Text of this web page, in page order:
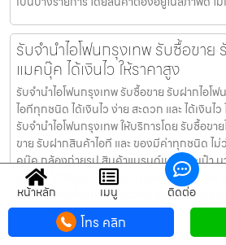
รับจำนำไอโฟนกรุงเทพ รับซื้อขาย
แมคบุ๊ค ได้เงินไว ให้ราคาสูง
รับจำนำไอโฟนกรุงเทพ รับซื้อขาย รับฝากไอโ
ไอทีทุกชนิด ได้เงินไว ง่าย สะดวก และ ได้เงินไ
รับจำนำไอโฟนกรุงเทพ ให้บริการโดย รับซื้อข
ขาย รับฝากสินค้าไอที และ ของมีค่าทุกชนิด ไม่
คบุ๊ค กล้องถ่ายรูป สินค้าแบรนด์เนม กระเป๋า
ประดับ ได้เงินไว ง่าย สะดวก และ ได้เงินไว ให้
เงื่อนไขการให้บริการ 1. แจ้งความประสงค์ขอ
ชนิดใดมาจำนำ โดยแจ้งรุ่นสินค้า และ ประเมิน
กำหนดสถานที่นัดพบ : โดยผู้จำนำต้องเตรียมเ
หน้าหลัก เมนู ติดต่อ
โทร คลิก